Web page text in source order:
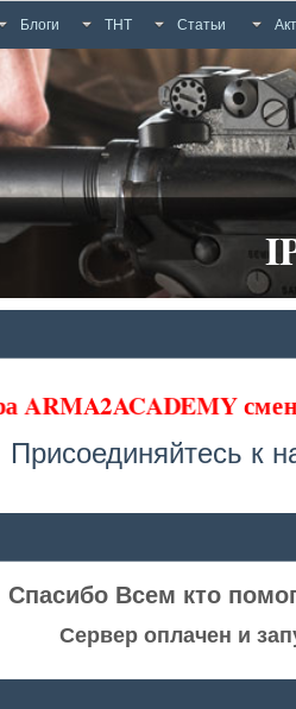
Блоги ТНТ Статьи
ARMA2ACADEMY
Присоединяйтесь к
Спасибо Всем кто
Сервер оплачен и